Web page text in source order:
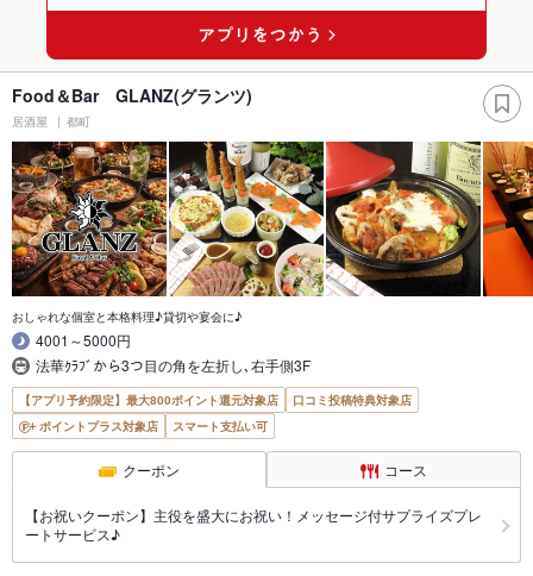
Food＆Bar GLANZ(グランツ)
居酒屋 都町
おしゃれな個室と本格料理♪貸切や宴会に♪
4001～5000円
法華ｸﾗﾌﾞから3つ目の角を左折し､右手側3F
【アプリ予約限定】最大800ポイント還元対象店
口コミ投稿特典対象店
ポイントプラス対象店
スマート支払い可
クーポン コース
【お祝いクーポン】主役を盛大にお祝い！メッセージ付サプライズプレ
ートサービス♪